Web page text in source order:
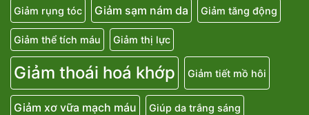
Giảm rụng tóc Giảm sạm nám da Giảm tăng động
Giảm thể tích máu Giảm thị lực
Giảm thoái hoá khớp Giảm tiết mồ hôi
Giảm xơ vữa mạch máu Giúp da trắng sáng